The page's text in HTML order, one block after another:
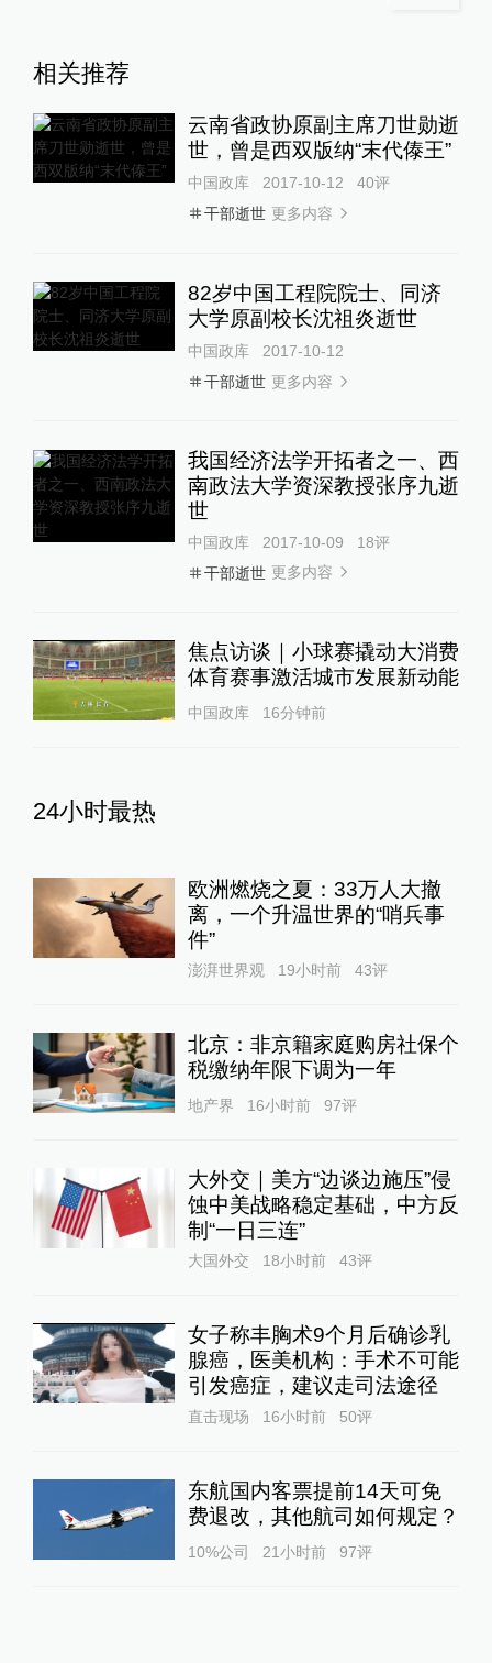
相关推荐
云南省政协原副主席刀世勋逝
世，曾是西双版纳“末代傣王”
中国政库 2017-10-12 40评
干部逝世 更多内容
82岁中国工程院院士、同济
大学原副校长沈祖炎逝世
中国政库
2017-10-12
干部逝世 更多内容
我国经济法学开拓者之一、西
南政法大学资深教授张序九逝
世
中国政库 2017-10-09 18评
干部逝世 更多内容
焦点访谈｜小球赛撬动大消费
体育赛事激活城市发展新动能
中国政库 16分钟前
24小时最热
欧洲燃烧之夏：33万人大撤
离，一个升温世界的“哨兵事
件”
澎湃世界观 19小时前 43评
北京：非京籍家庭购房社保个
税缴纳年限下调为一年
地产界 16小时前 97评
大外交｜美方“边谈边施压”侵
蚀中美战略稳定基础，中方反
制“一日三连”
大国外交 18小时前 43评
女子称丰胸术9个月后确诊乳
腺癌，医美机构：手术不可能
引发癌症，建议走司法途径
直击现场 16小时前 50评
东航国内客票提前14天可免
费退改，其他航司如何规定？
10%公司 21小时前 97评